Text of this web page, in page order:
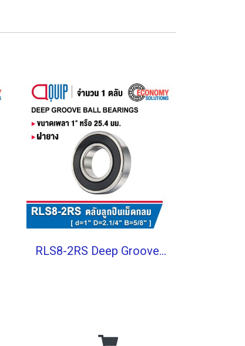
RLS8-2RS Deep Groove Ball Bearings inch. Seal Type